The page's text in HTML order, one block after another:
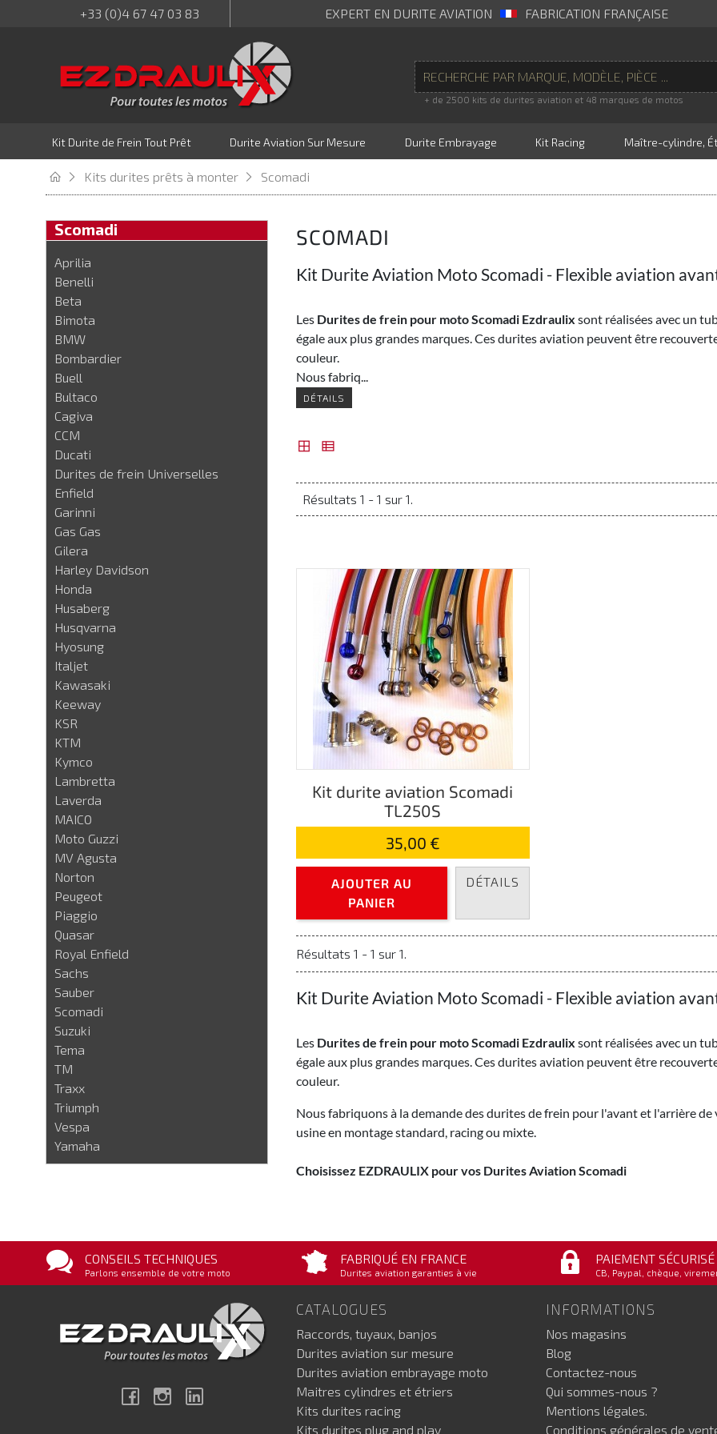
+33 (0)4 67 47 03 83 EXPERT EN DURITE AVIATION FABRICATION FRANÇAISE
+ de 2500 kits de durites aviation et 48 marques de motos
Kit Durite de Frein Tout Prêt Durite Aviation Sur Mesure Durite Embrayage Kit Racing Maître-cylindre,
Kits durites prêts à monter Scomadi
Scomadi
Aprilia
Benelli
Beta
Bimota
BMW
Bombardier
Buell
Bultaco
Cagiva
CCM
Ducati
Durites de frein Universelles
Enfield
Garinni
Gas Gas
Gilera
Harley Davidson
Honda
Husaberg
Husqvarna
Hyosung
Italjet
Kawasaki
Keeway
KSR
KTM
Kymco
Lambretta
Laverda
MAICO
Moto Guzzi
MV Agusta
Norton
Peugeot
Piaggio
Quasar
Royal Enfield
Sachs
Sauber
Scomadi
Suzuki
Tema
TM
Traxx
Triumph
Vespa
Yamaha
SCOMADI
Kit Durite Aviation Moto Scomadi - Flexible aviation
Les Durites de frein pour moto Scomadi Ezdraulix sont réalisées avec un
égale aux plus grandes marques. Ces durites aviation peuvent être
couleur.
Nous fabriq...
DÉTAILS
Résultats 1 - 1 sur 1.
Kit durite aviation Scomadi
TL250S
35,00 €
AJOUTER AU
PANIER
DÉTAILS
Résultats 1 - 1 sur 1.
Kit Durite Aviation Moto Scomadi - Flexible aviation
Les Durites de frein pour moto Scomadi Ezdraulix sont réalisées avec un
égale aux plus grandes marques. Ces durites aviation peuvent être
couleur.
Nous fabriquons à la demande des durites de frein pour l'avant et l'arrière
usine en montage standard, racing ou mixte.
Choisissez EZDRAULIX pour vos Durites Aviation Scomadi
CONSEILS TECHNIQUES
Parlons ensemble de votre moto
FABRIQUÉ EN FRANCE
Durites aviation garanties à vie
PAIEMENT SÉCURISÉ
CB, Paypal, chèque,
FacebookInstagram
CATALOGUES
Raccords, tuyaux, banjos
Durites aviation sur mesure
Durites aviation embrayage moto
Maitres cylindres et étriers
Kits durites racing
Kits durites plug and play
INFORMATIONS
Nos magasins
Blog
Contactez-nous
Qui sommes-nous ?
Mentions légales.
Conditions générales de